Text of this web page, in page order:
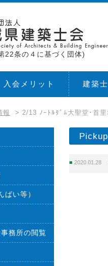
22条の４に基づく団体)
入会メリット 建築
報 > 2/13 ﾉｰﾄﾙﾀﾞﾑ大聖堂･首
Pickup
2020.01.28
ばい等）
務所の閲覧